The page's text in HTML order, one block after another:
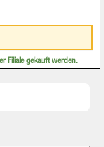
Filiale gekauft werden.